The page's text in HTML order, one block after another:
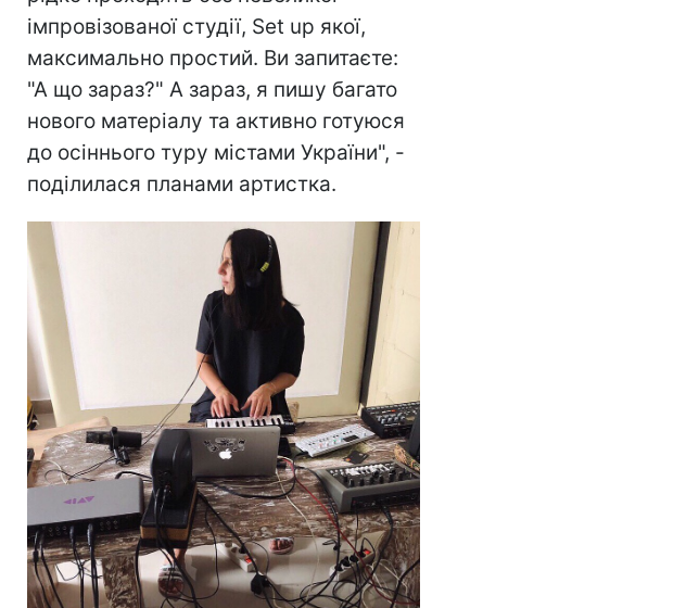
імпровізованої студії, Set up якої,
максимально простий. Ви запитаєте:
"А що зараз?" А зараз, я пишу багато
нового матеріалу та активно готуюся
до осіннього туру містами України", -
поділилася планами артистка.